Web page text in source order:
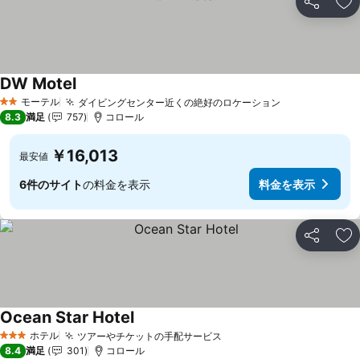
シェア お
2 ホテルのランク
モーテル ダイビングセンター近くの絶好のロケーション
DW Motel料金を表示
8.3 満足 757 コロール
最安値 ￥16,013
6件のサイトの料金を表示 料金を表示
シェア お
3 ホテルのランク
ホテル ツアーやチケットの手配サービス
Ocean Star Hotel料金を表示
8.4 満足 301 コロール